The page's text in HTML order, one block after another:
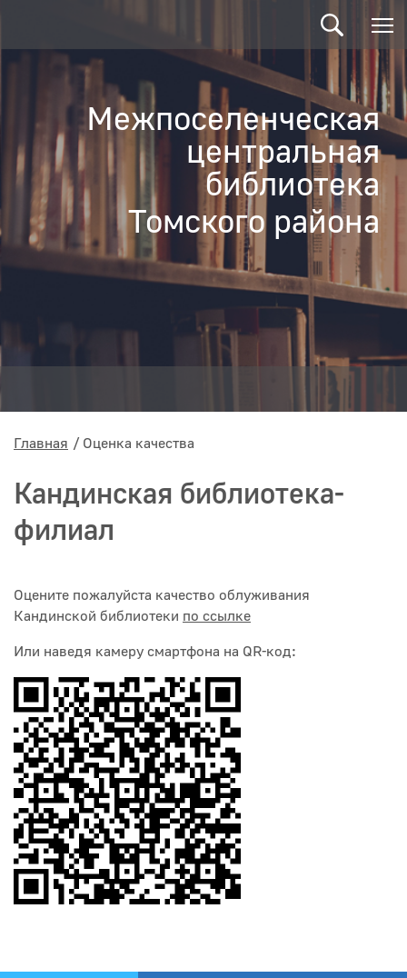
Межпоселенческая
центральная
библиотека
Томского района
Главная Оценка качества
Кандинская библиотека-
филиал
Оцените пожалуйста качество облуживания
Кандинской библиотеки по ссылке
Или наведя камеру смартфона на QR-код: